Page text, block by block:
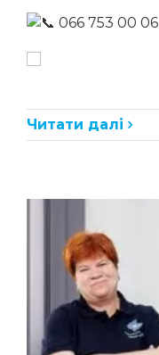
066 753 00 06
Читати далі